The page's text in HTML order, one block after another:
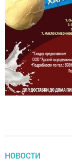
НОВОСТИ